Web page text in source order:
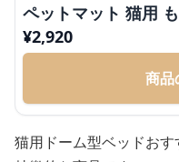
ペットマット 猫用
¥2,920
商品
猫用ドーム型ベッドお